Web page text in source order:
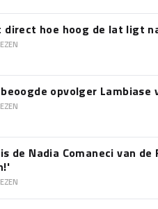
direct hoe hoog de lat ligt
beoogde opvolger
de Nadia Comaneci van de